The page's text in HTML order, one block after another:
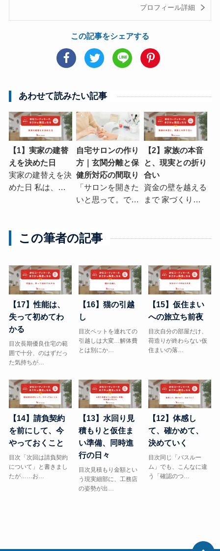
プロフィール詳細
この記事をシェアする
あわせて読みたい記事
【1】実家の建替
えを決めた日
実家の建替えを決
めた日 私は、…
自宅サロンの作り
方｜玄関分離と保
健所対応の間取り
「サロンを開きた
いと思って。で…
【2】家族の本音
と、現実との折り
合い
資金の壁を越える
まで 家づくり…
この筆者の記事
【17】性能は、
失って初めてわ
かる
目次長期優良住宅の範
囲で十分、のはずだっ
た気持ちが…
【16】猫の引越
し
目次ペットを連れての
引越しは大変…解体費
とは別にか…
【15】仮住まい
への旅立ち前夜
目次自分の部屋だけ、
荷造りが終わらない仮
住まいの落…
【14】請負契約
を前にして、今
やっておくこと
目次「次回は請負契約
について」と書きまし
たが……お…
【13】水回り見
積もりと仮住ま
い準備、同時進
行の日々
目次見積もり金額とい
う現実細部に、工務店
の姿勢が出…
【12】体感し
て、確かめて、
決めていく
目次同じ「バスルー
ム」でも、こんなに違
う「確認のつ…